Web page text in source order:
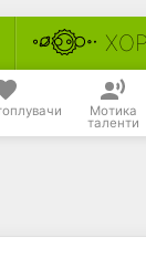
Мотика
таленти